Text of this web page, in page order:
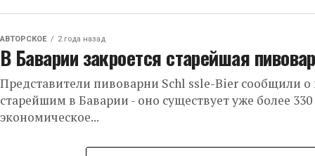
АВТОРСКОЕ 2 года назад
В Баварии закроется старейшая
Представители пивоварни Schl ssle-Bier сообщили
старейшим в Баварии - оно существует уже более
экономическое...